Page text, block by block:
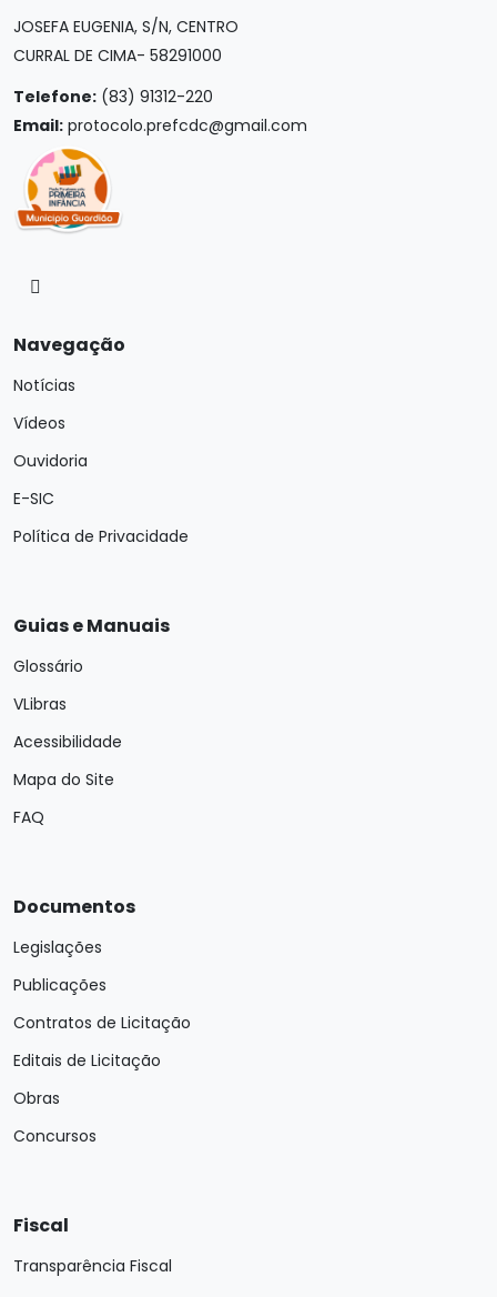
JOSEFA EUGENIA, S/N, CENTRO
CURRAL DE CIMA- 58291000
Telefone: (83) 91312-220
Email: protocolo.prefcdc@gmail.com
Navegação
Notícias
Vídeos
Ouvidoria
E-SIC
Política de Privacidade
Guias e Manuais
Glossário
VLibras
Acessibilidade
Mapa do Site
FAQ
Documentos
Legislações
Publicações
Contratos de Licitação
Editais de Licitação
Obras
Concursos
Fiscal
Transparência Fiscal